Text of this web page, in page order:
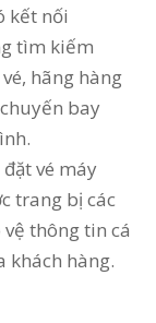
kết nối
tìm kiếm
hãng hàng
bay
vé máy
trang bị các
thông tin cá
khách hàng.